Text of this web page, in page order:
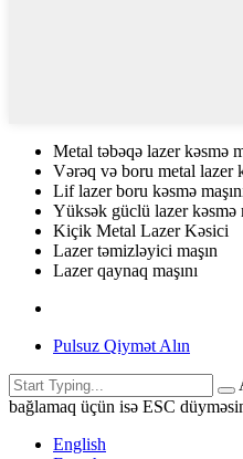
Metal təbəqə lazer kəsmə
Vərəq və boru metal lazer
Lif lazer boru kəsmə
Yüksək güclü lazer kəsmə
Kiçik Metal Lazer Kəsici
Lazer təmizləyici maşın
Lazer qaynaq maşını
Pulsuz Qiymət Alın
bağlamaq üçün isə ESC
English